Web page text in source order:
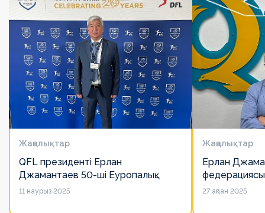
Жаңалықтар
QFL президенті Ерлан
Джамантаев 50-ші Еуропалық
лигалар Бас ассамблеясына
11 наурыз 2025
Жаңалықтар
Ерлан
есімін
27 ақпан 2025